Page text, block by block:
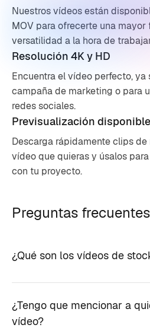
Nuestros vídeos están
MOV para ofrecerte una
versatilidad a la hora de
Resolución 4K y HD
Encuentra el vídeo perfecto, ya
campaña de marketing o para
redes sociales.
Previsualización disponible
Descarga rápidamente clips
vídeo que quieras y úsalos
con tu proyecto.
Preguntas frecuentes
¿Qué son los vídeos de
¿Tengo que mencionar a
vídeo?